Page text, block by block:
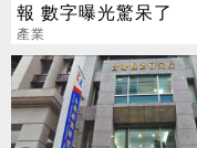
報 數字曝光驚呆了
產業